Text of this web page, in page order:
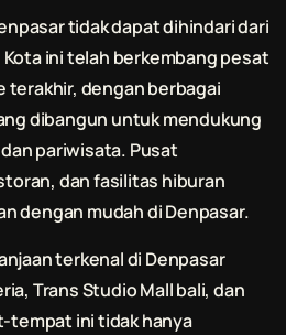
tidak dapat dihindari dari
ini telah berkembang pesat
terakhir, dengan berbagai
dibangun untuk mendukung
pariwisata. Pusat
dan fasilitas hiburan
dengan mudah di Denpasar.
terkenal di Denpasar
Trans Studio Mallbali, dan
tempat ini tidak hanya